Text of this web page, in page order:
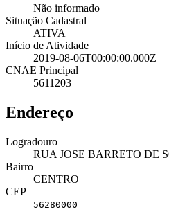
Não informado
Situação Cadastral
ATIVA
Início de Atividade
2019-08-06T00:00:00.000Z
CNAE Principal
5611203
Endereço
Logradouro
RUA JOSE BARRETO DE
Bairro
CENTRO
CEP
56280000